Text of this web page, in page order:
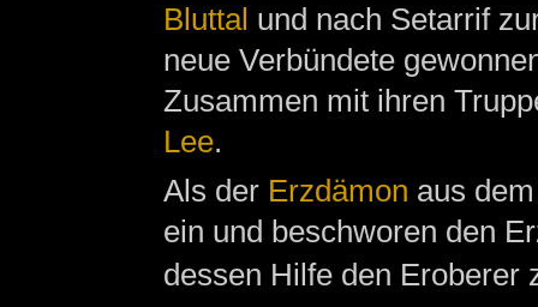
Bluttal und nach Setarrif
neue Verbündete
Zusammen mit ihren
Lee.
Als der Erzdämon aus
ein und beschworen den
dessen Hilfe den Eroberer